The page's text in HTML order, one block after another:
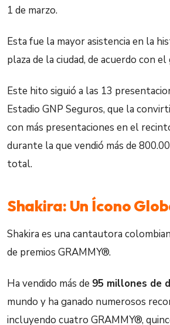
1 de marzo.
Esta fue la mayor asistencia en la
plaza de la ciudad, de acuerdo con
Este hito siguió a las 13
Estadio GNP Seguros, que la
con más presentaciones en el
durante la que vendió más de
total.
Shakira: Un Ícono
Shakira es una cantautora
de premios GRAMMY®.
Ha vendido más de 95 millones de
mundo y ha ganado numerosos
incluyendo cuatro GRAMMY®,